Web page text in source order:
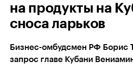
на продукты на
сноса ларьков
Бизнес-омбудсмен РФ Борис
запрос главе Кубани